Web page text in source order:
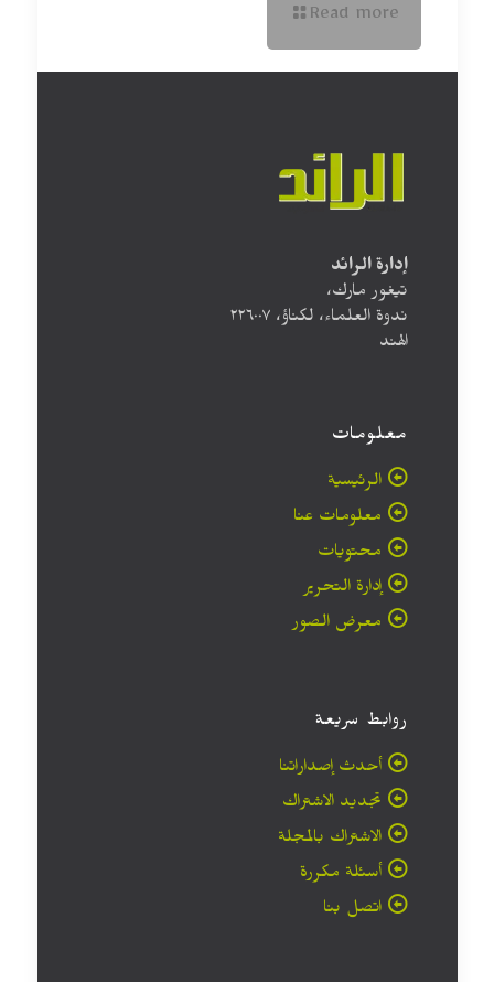
Read more
إدارة الرائد
تيغور مارك،
ندوة العلماء، لكناؤ، ۲۲٦۰۰۷
الهند
معلومات
الرئيسية
معلومات عنا
محتويات
إدارة التحرير
معرض الصور
روابط سريعة
أحدث إصداراتنا
تجديد الاشتراك
الاشتراك بالمجلة
أسئلة مكررة
اتصل بنا